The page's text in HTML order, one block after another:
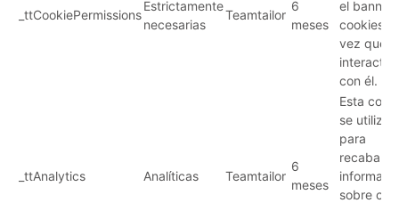
_ttCookiePermissions
Estrictamente
necesarias
Teamtailor
6
meses
el banner
cookies
vez que
con él.
_ttAnalytics Analíticas Teamtailor
6
meses
Esta
se utiliza
para
recabar
sobre